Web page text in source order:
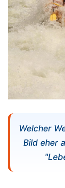
Welcher
Bild eher